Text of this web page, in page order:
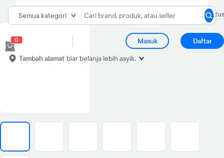
Semua kategori
0 Masuk
Daftar
Tambah alamat biar belanja lebih asyik.
Home
Peralatan
Elektronik
Audio Speaker
Active
Speaker